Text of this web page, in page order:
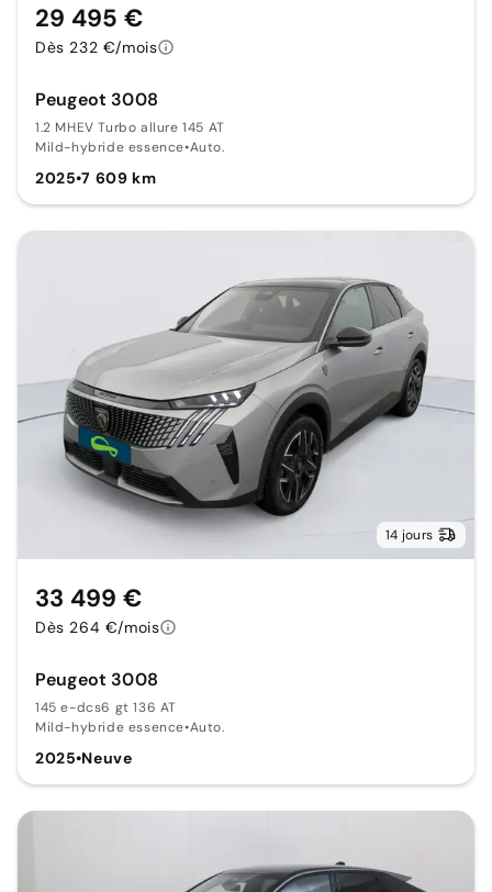
Peugeot 3008
1.2 MHEV Turbo allure 145 AT
Mild-hybride essence•Auto.
2025•7 609 km
29 495 €
Dès 232 €/mois
14 jours
Peugeot 3008
145 e-dcs6 gt 136 AT
Mild-hybride essence•Auto.
2025•Neuve
33 499 €
Dès 264 €/mois